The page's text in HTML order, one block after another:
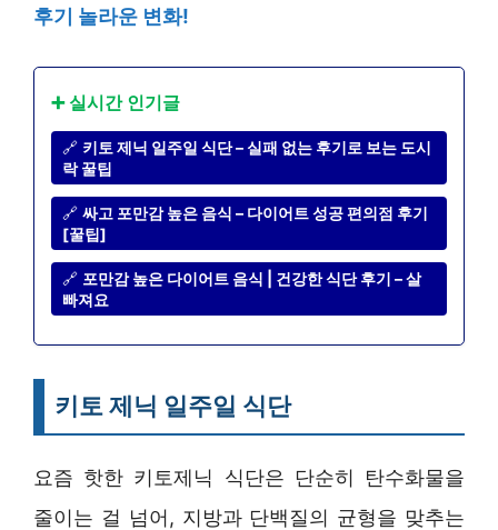
후기 놀라운 변화!
➕ 실시간 인기글
🔗 키토 제닉 일주일 식단 – 실패 없는 후기로 보는 도시
락 꿀팁
🔗 싸고 포만감 높은 음식 – 다이어트 성공 편의점 후기
[꿀팁]
🔗 포만감 높은 다이어트 음식 | 건강한 식단 후기 – 살
빠져요
키토 제닉 일주일 식단
요즘 핫한 키토제닉 식단은 단순히 탄수화물을
줄이는 걸 넘어, 지방과 단백질의 균형을 맞추는